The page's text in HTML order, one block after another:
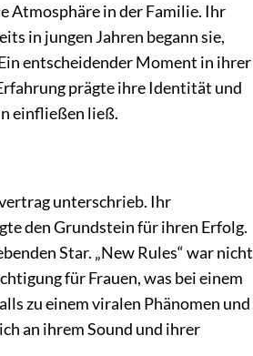
Atmosphäre in der Familie. Ihr
in jungen Jahren begann sie,
entscheidender Moment in ihrer
prägte ihre Identität und
einfließen ließ.
unterschrieb. Ihr
den Grundstein für ihren Erfolg.
Star. „New Rules“ war nicht
für Frauen, was bei einem
zu einem viralen Phänomen und
an ihrem Sound und ihrer